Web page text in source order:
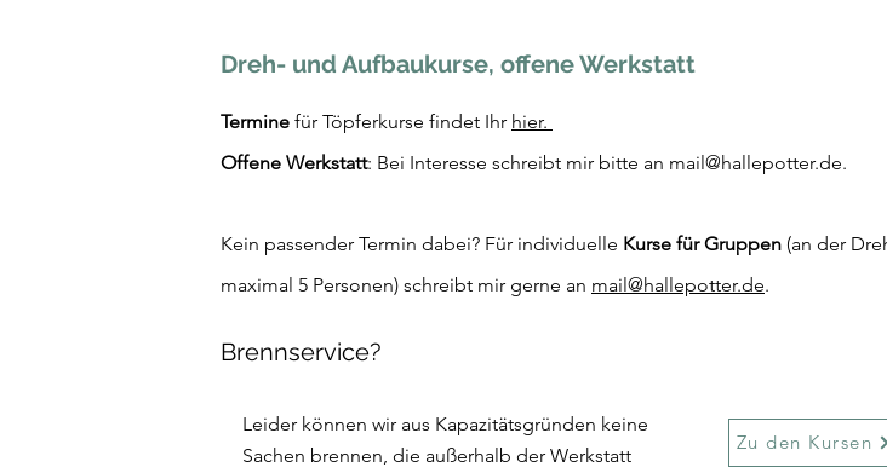
Dreh- und Aufbaukurse, offene Werkstatt
Termine für Töpferkurse findet Ihr hier.
Offene Werkstatt: Bei Interesse schreibt mir bitte an mail@hallepotter.de.
Kein passender Termin dabei? Für individuelle Kurse für Gruppen (an der
maximal 5 Personen) schreibt mir gerne an mail@hallepotter.de.
Brennservice?
Leider können wir aus Kapazitätsgründen keine
Sachen brennen, die außerhalb der Werkstatt
Zu den Kursen